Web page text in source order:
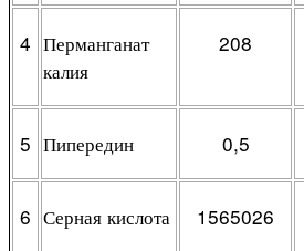
4 Перманганат
калия
208
5 Пипередин 0,5
6 Серная кислота 1565026